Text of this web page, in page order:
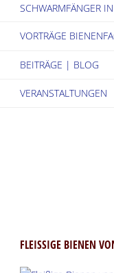
TGD
Bayern)"
SCHWARMFÄNGER
VORTRÄGE
BEITRÄGE | BLOG
VERANSTALTUNGEN
FLEISSIGE BIENEN